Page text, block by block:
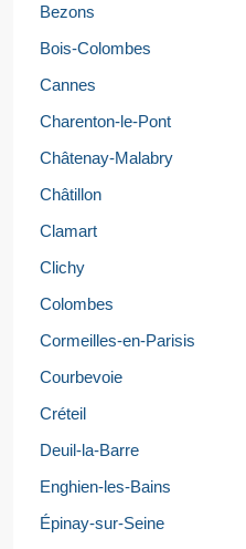
Bezons
Bois-Colombes
Cannes
Charenton-le-Pont
Châtenay-Malabry
Châtillon
Clamart
Clichy
Colombes
Cormeilles-en-Parisis
Courbevoie
Créteil
Deuil-la-Barre
Enghien-les-Bains
Épinay-sur-Seine